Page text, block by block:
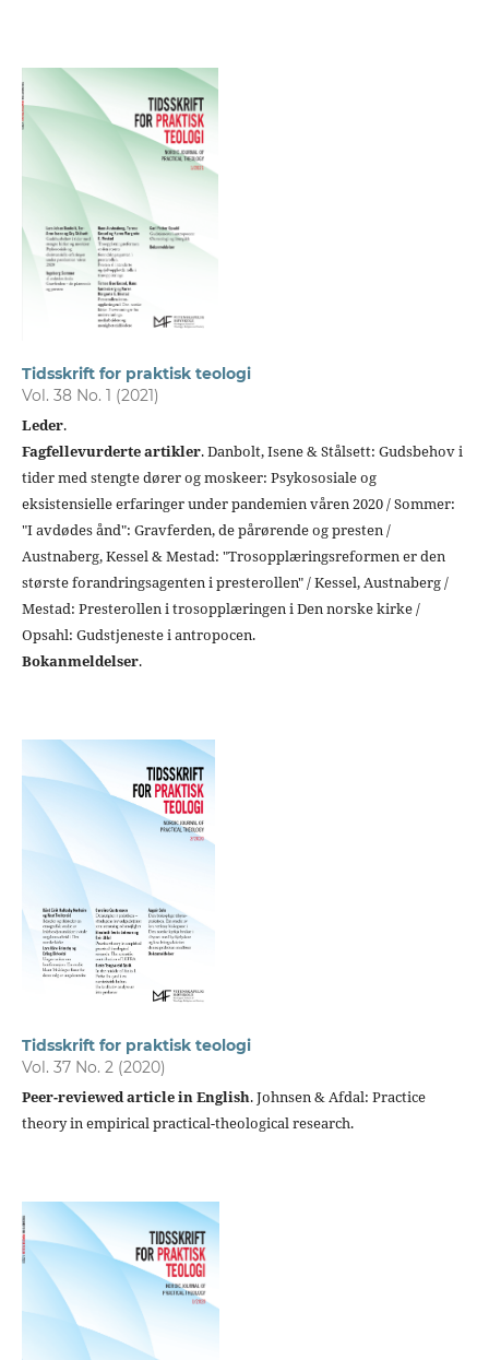
Tidsskrift for praktisk teologi
Vol. 38 No. 1 (2021)
Leder.
Fagfellevurderte artikler. Danbolt, Isene & Stålsett: Gudsbehov i
tider med stengte dører og moskeer: Psykososiale og
eksistensielle erfaringer under pandemien våren 2020 / Sommer:
"I avdødes ånd": Gravferden, de pårørende og presten /
Austnaberg, Kessel & Mestad: "Trosopplæringsreformen er den
største forandringsagenten i presterollen" / Kessel, Austnaberg /
Mestad: Presterollen i trosopplæringen i Den norske kirke /
Opsahl: Gudstjeneste i antropocen.
Bokanmeldelser.
Tidsskrift for praktisk teologi
Vol. 37 No. 2 (2020)
Peer-reviewed article in English. Johnsen & Afdal: Practice
theory in empirical practical-theological research.